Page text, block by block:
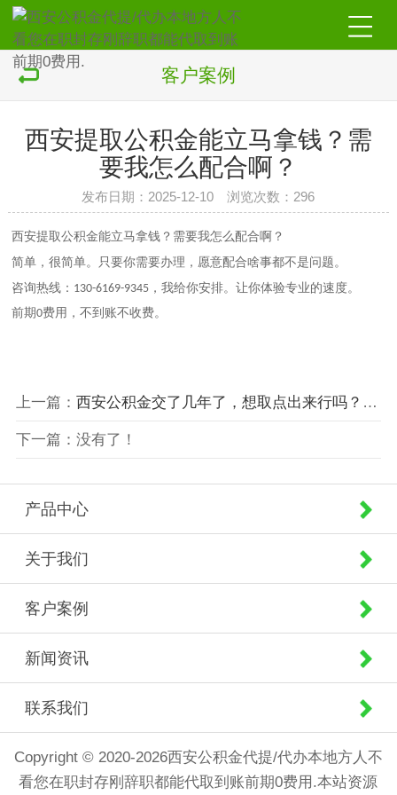
客户案例
西安提取公积金能立马拿钱？需
要我怎么配合啊？
发布日期：2025-12-10 浏览次数：296
西安提取公积金能立马拿钱？需要我怎么配合啊？
简单，很简单。只要你需要办理，愿意配合啥事都不是问题。
咨询热线： 130-6169-9345 ，我给你安排。让你体验专业的速度。
前期0费用，不到账不收费。
上一篇： 西安公积金交了几年了，想取点出来行吗？有什么条件限制吗？
下一篇：没有了！
产品中心
关于我们
客户案例
新闻资讯
联系我们
Copyright © 2020-2026西安公积金代提/代办本地方人不
看您在职封存刚辞职都能代取到账前期0费用.本站资源